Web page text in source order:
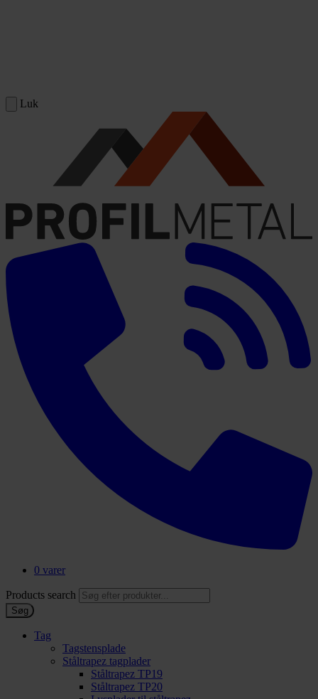
Luk
0 varer
Products search
Søg
Tag
Tagstensplade
Ståltrapez tagplader
Ståltrapez TP19
Ståltrapez TP20